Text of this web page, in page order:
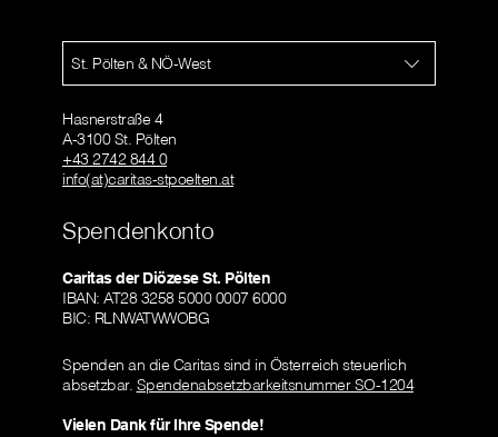
St. Pölten & NÖ-West
Hasnerstraße 4
A-3100 St. Pölten
+43 2742 844 0
info(at)caritas-stpoelten.at
Spendenkonto
Caritas der Diözese St. Pölten
IBAN: AT28 3258 5000 0007 6000
BIC: RLNWATWWOBG
Spenden an die Caritas sind in Österreich steuerlich
absetzbar. Spendenabsetzbarkeitsnummer SO-1204
Vielen Dank für Ihre Spende!